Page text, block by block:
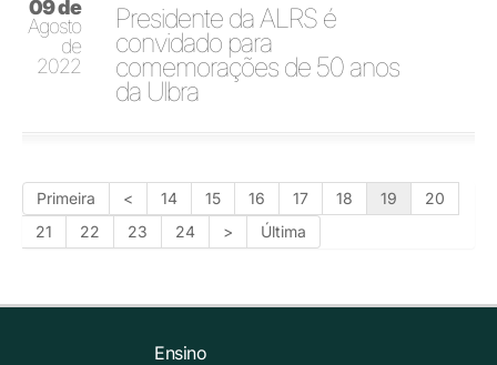
09 de
Agosto
de
2022
Presidente da ALRS é
convidado para
comemorações de 50 anos
da Ulbra
Primeira < 14 15 16 17 18 19
20
21
22 23 24 > Última
Ensino